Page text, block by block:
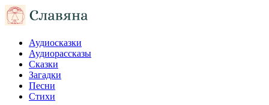
Аудиосказки
Аудиорассказы
Сказки
Загадки
Песни
Стихи